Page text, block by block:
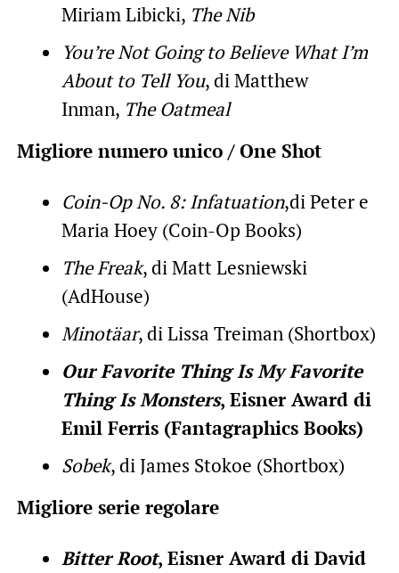
Miriam Libicki, The Nib
You’re Not Going to Believe What I’m
About to Tell You, di Matthew
Inman, The Oatmeal
Migliore numero unico / One Shot
Coin-Op No. 8: Infatuation,di Peter e
Maria Hoey (Coin-Op Books)
The Freak, di Matt Lesniewski
(AdHouse)
Minotäar, di Lissa Treiman (Shortbox)
Our Favorite Thing Is My Favorite
Thing Is Monsters, Eisner Award di
Emil Ferris (Fantagraphics Books)
Sobek, di James Stokoe (Shortbox)
Migliore serie regolare
Bitter Root, Eisner Award di David